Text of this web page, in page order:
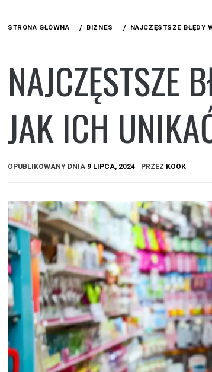
STRONA GŁÓWNA BIZNES NAJCZĘSTSZE BŁĘDY
NAJCZĘSTSZE
JAK ICH
OPUBLIKOWANY DNIA 9 LIPCA, 2024 PRZEZ KOOK